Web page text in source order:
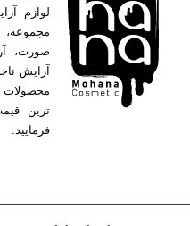
لوازم
مجموعه،
صورت،
آرایش
ترین
فرمایید.